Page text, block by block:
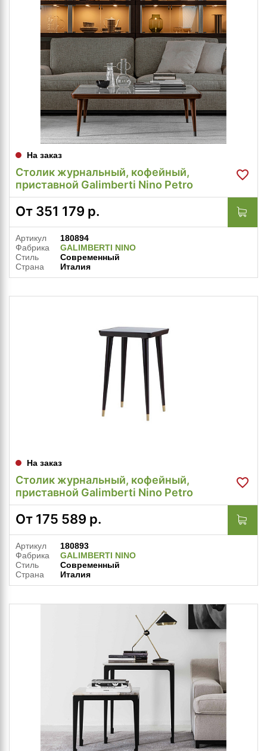
На заказ
Столик журнальный, кофейный,
приставной Galimberti Nino Petro
От 351 179 р.
Артикул
180894
Фабрика
GALIMBERTI NINO
Стиль
Современный
Страна
Италия
На заказ
Столик журнальный, кофейный,
приставной Galimberti Nino Petro
От 175 589 р.
Артикул
180893
Фабрика
GALIMBERTI NINO
Стиль
Современный
Страна
Италия